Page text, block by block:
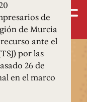
de
de Murcia
ante el
por las
26 de
en el marco